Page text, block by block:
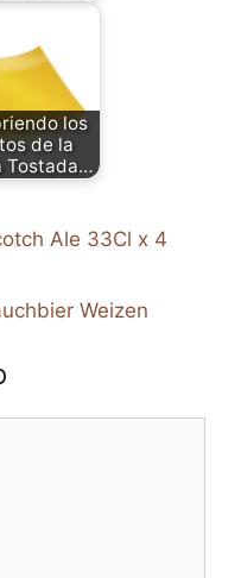
los
de la
Tostada…
Ale 33Cl x 4
Weizen